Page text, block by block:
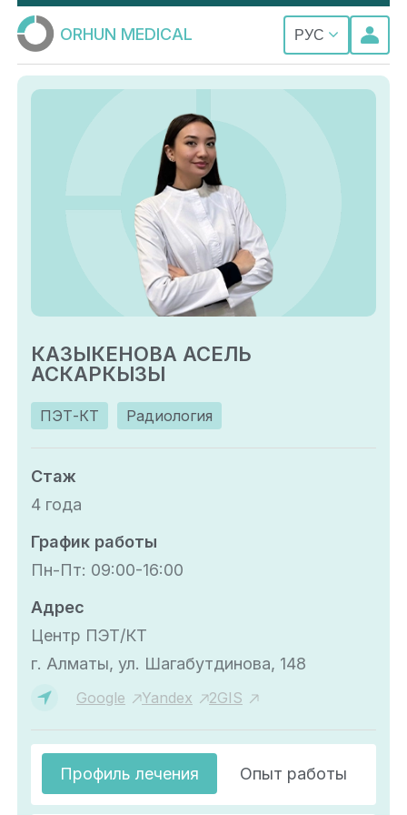
ORHUN MEDICAL РУС
КАЗЫКЕНОВА АСЕЛЬ
АСКАРКЫЗЫ
ПЭТ-КТ Радиология
Стаж
4 года
График работы
Пн-Пт: 09:00-16:00
Адрес
Центр ПЭТ/КТ
г. Алматы, ул. Шагабутдинова, 148
Google Yandex 2GIS
Профиль лечения Опыт работы